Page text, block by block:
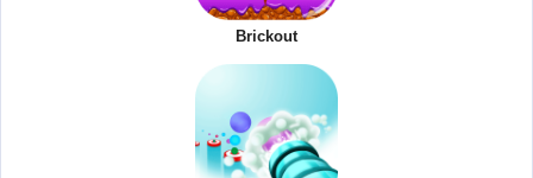
Brickout